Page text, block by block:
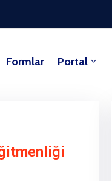
Formlar Portal